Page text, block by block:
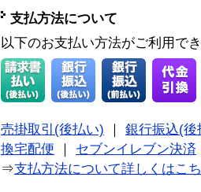
支払方法について
以下のお支払い方法がご利用で
売掛取引(後払い)
銀行振込(後
換宅配便
セブンイレブン決済
⇒支払方法について詳しくはこ